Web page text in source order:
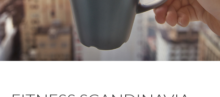
REFORMER MACHINES
FITNESS SCANDINAVIA TEAM